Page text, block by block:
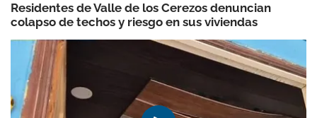
Residentes de Valle de los Cerezos denuncian
colapso de techos y riesgo en sus viviendas